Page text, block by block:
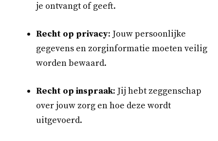
je ontvangt of geeft.
Recht op privacy: Jouw persoonlijke
gegevens en zorginformatie moeten veilig
worden bewaard.
Recht op inspraak: Jij hebt zeggenschap
over jouw zorg en hoe deze wordt
uitgevoerd.